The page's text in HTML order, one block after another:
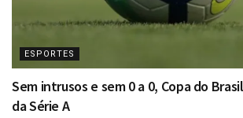
ESPORTES
Sem intrusos e sem 0 a 0, Copa do
da Série A